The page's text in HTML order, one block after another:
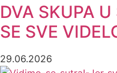
DVA SKUPA
SE SVE
29.06.2026